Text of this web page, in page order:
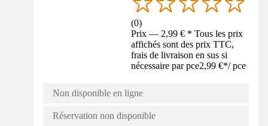
(0)
Prix — 2,99 € * Tous les prix
affichés sont des prix TTC,
frais de livraison en sus si
nécessaire par pce2,99 €*/ pce
Non disponible en ligne
Réservation non disponible